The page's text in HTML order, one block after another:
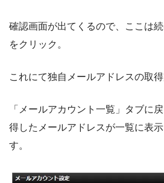
確認画面が出てくるので、ここは
をクリック。
これにて独自メールアドレスの取得
「メールアカウント一覧」タブに
得したメールアドレスが一覧に表
す。